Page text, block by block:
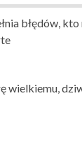
błędów,
wielkiemu,